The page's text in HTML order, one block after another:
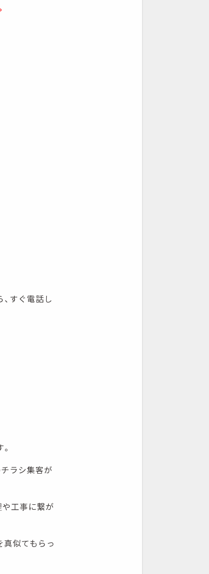
すぐ電話し
ラシ集客が
工事に繋が
似てもらっ